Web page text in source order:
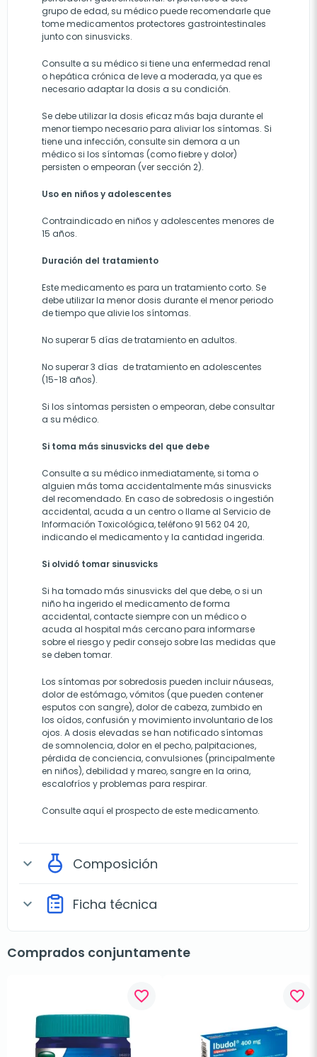
grupo de edad, su médico puede recomendarle que
tome medicamentos protectores gastrointestinales
junto con sinusvicks.
Consulte a su médico si tiene una enfermedad renal
o hepática crónica de leve a moderada, ya que es
necesario adaptar la dosis a su condición.
Se debe utilizar la dosis eficaz más baja durante el
menor tiempo necesario para aliviar los síntomas. Si
tiene una infección, consulte sin demora a un
médico si los síntomas (como fiebre y dolor)
persisten o empeoran (ver sección 2).
Uso en niños y adolescentes
Contraindicado en niños y adolescentes menores de
15 años.
Duración del tratamiento
Este medicamento es para un tratamiento corto. Se
debe utilizar la menor dosis durante el menor periodo
de tiempo que alivie los síntomas.
No superar 5 días de tratamiento en adultos.
No superar 3 días de tratamiento en adolescentes
(15-18 años).
Si los síntomas persisten o empeoran, debe consultar
a su médico.
Si toma más sinusvicks del que debe
Consulte a su médico inmediatamente, si toma o
alguien más toma accidentalmente más sinusvicks
del recomendado. En caso de sobredosis o ingestión
accidental, acuda a un centro o llame al Servicio de
Información Toxicológica, teléfono 91 562 04 20,
indicando el medicamento y la cantidad ingerida.
Si olvidó tomar sinusvicks
Si ha tomado más sinusvicks del que debe, o si un
niño ha ingerido el medicamento de forma
accidental, contacte siempre con un médico o
acuda al hospital más cercano para informarse
sobre el riesgo y pedir consejo sobre las medidas que
se deben tomar.
Los síntomas por sobredosis pueden incluir náuseas,
dolor de estómago, vómitos (que pueden contener
esputos con sangre), dolor de cabeza, zumbido en
los oídos, confusión y movimiento involuntario de los
ojos. A dosis elevadas se han notificado síntomas
de somnolencia, dolor en el pecho, palpitaciones,
pérdida de conciencia, convulsiones (principalmente
en niños), debilidad y mareo, sangre en la orina,
escalofríos y problemas para respirar.
Consulte aquíel prospecto de este medicamento.
expand_more Composición
expand_more Ficha técnica
Comprados conjuntamente
favorite_border favorite_border